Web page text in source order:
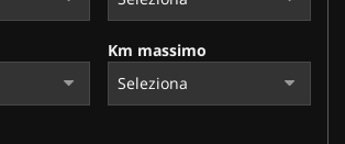
Km massimo